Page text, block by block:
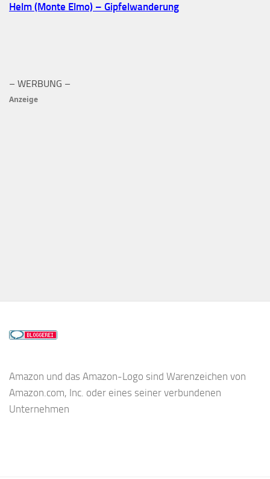
Helm (Monte Elmo) – Gipfelwanderung
– WERBUNG –
Anzeige
Amazon und das Amazon-Logo sind Warenzeichen von
Amazon.com, Inc. oder eines seiner verbundenen
Unternehmen